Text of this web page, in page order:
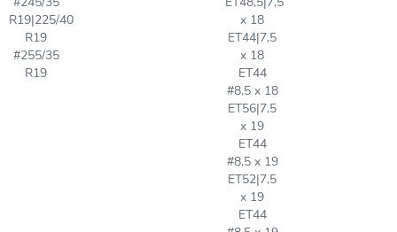
R19|225/40
R19
#255/35
R19
x 18
ET44|7,5
x 18
ET44
#8,5 x 18
ET56|7,5
x 19
ET44
#8,5 x 19
ET52|7,5
x 19
ET44